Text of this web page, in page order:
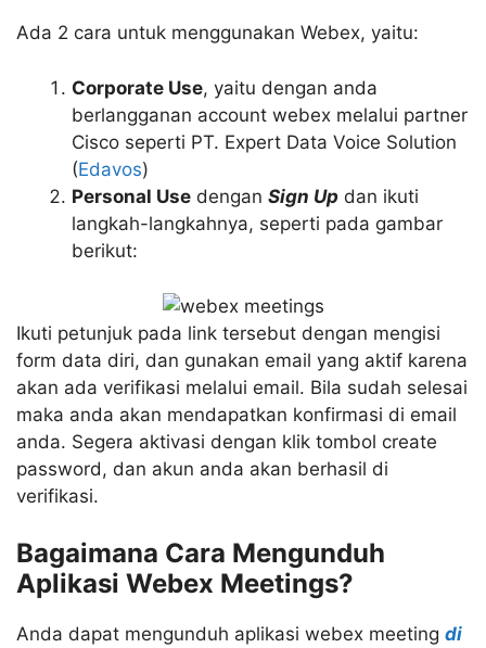
Ada 2 cara untuk menggunakan Webex, yaitu:
Corporate Use, yaitu dengan anda
berlangganan account webex melalui partner
Cisco seperti PT. Expert Data Voice Solution
(Edavos)
Personal Use dengan Sign Up dan ikuti
langkah-langkahnya, seperti pada gambar
berikut:
Ikuti petunjuk pada link tersebut dengan mengisi
form data diri, dan gunakan email yang aktif karena
akan ada verifikasi melalui email. Bila sudah selesai
maka anda akan mendapatkan konfirmasi di email
anda. Segera aktivasi dengan klik tombol create
password, dan akun anda akan berhasil di
verifikasi.
Bagaimana Cara Mengunduh
Aplikasi Webex Meetings?
Anda dapat mengunduh aplikasi webex meeting di